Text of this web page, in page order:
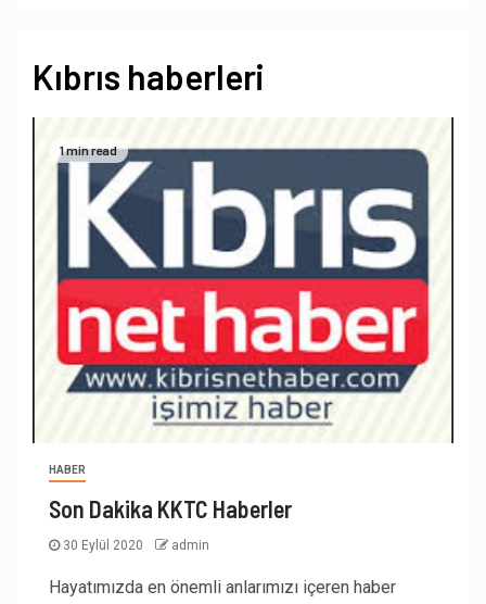
Kıbrıs haberleri
1 min read
HABER
Son Dakika KKTC Haberler
30 Eylül 2020 admin
Hayatımızda en önemli anlarımızı içeren haber